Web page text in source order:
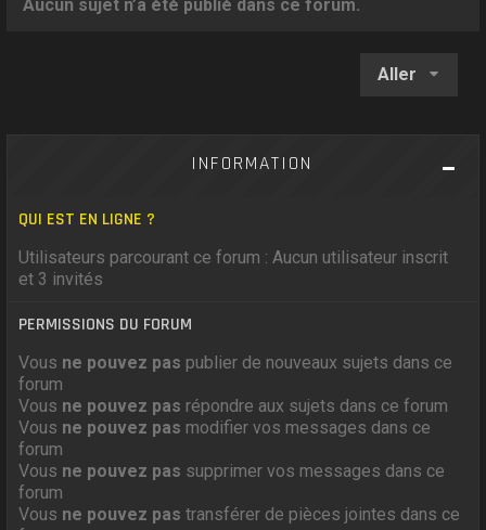
Aucun sujet n’a été publié dans ce forum.
Aller
INFORMATION
QUI EST EN LIGNE ?
Utilisateurs parcourant ce forum : Aucun utilisateur inscrit
et 3 invités
PERMISSIONS DU FORUM
Vous ne pouvez pas publier de nouveaux sujets dans ce
forum
Vous ne pouvez pas répondre aux sujets dans ce forum
Vous ne pouvez pas modifier vos messages dans ce
forum
Vous ne pouvez pas supprimer vos messages dans ce
forum
Vous ne pouvez pas transférer de pièces jointes dans ce